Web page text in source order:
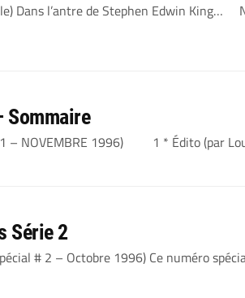
Dans l’antre de Stephen Edwin King…
Sommaire
– NOVEMBRE 1996) 1 * Édito (par
Série 2
# 2 – Octobre 1996) Ce numéro